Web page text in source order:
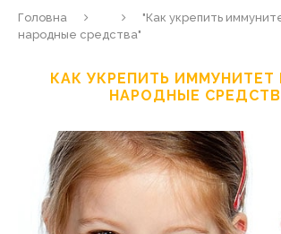
Головна
"Как укрепить
народные средства"
КАК УКРЕПИТЬ ИММУНИТЕТ
НАРОДНЫЕ